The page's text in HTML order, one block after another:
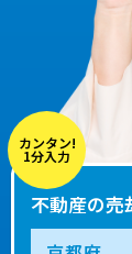
カンタン!
1分入力
不動産の売